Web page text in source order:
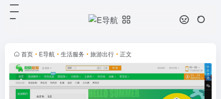
首页 • E导航 • 生活服务 • 旅游出行 • 正文
订服务…为您量身定制不一样的旅行